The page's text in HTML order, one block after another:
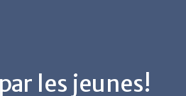
les jeunes!